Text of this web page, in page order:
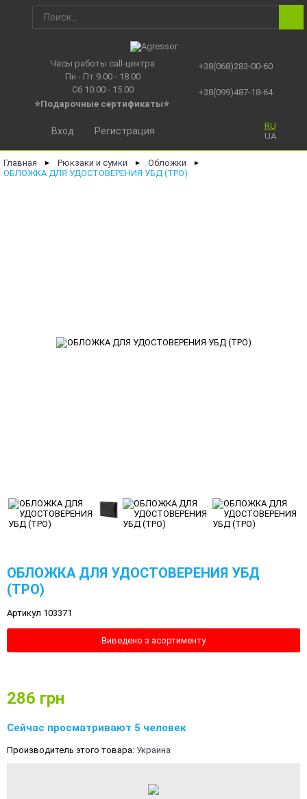
Часы работы call-центра
Пн - Пт 9.00 - 18.00
Сб 10.00 - 15.00
⭐Подарочные сертификаты⭐
+38(068)283-00-60
+38(099)487-18-64
RU
UA
Вход Регистрация
Главная ► Рюкзаки и сумки ► Обложки ►
ОБЛОЖКА ДЛЯ УДОСТОВЕРЕНИЯ УБД (ТРО)
ОБЛОЖКА ДЛЯ УДОСТОВЕРЕНИЯ УБД
(ТРО)
Артикул 103371
Виведено з асортименту
286 грн
Сейчас просматривают 5 человек
Производитель этого товара: Украина